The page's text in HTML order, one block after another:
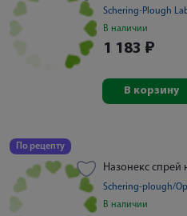
Schering-Plough
В наличии
1 183 ₽
В корзину
По рецепту
Назонекс спрей
Schering-plough/
В наличии